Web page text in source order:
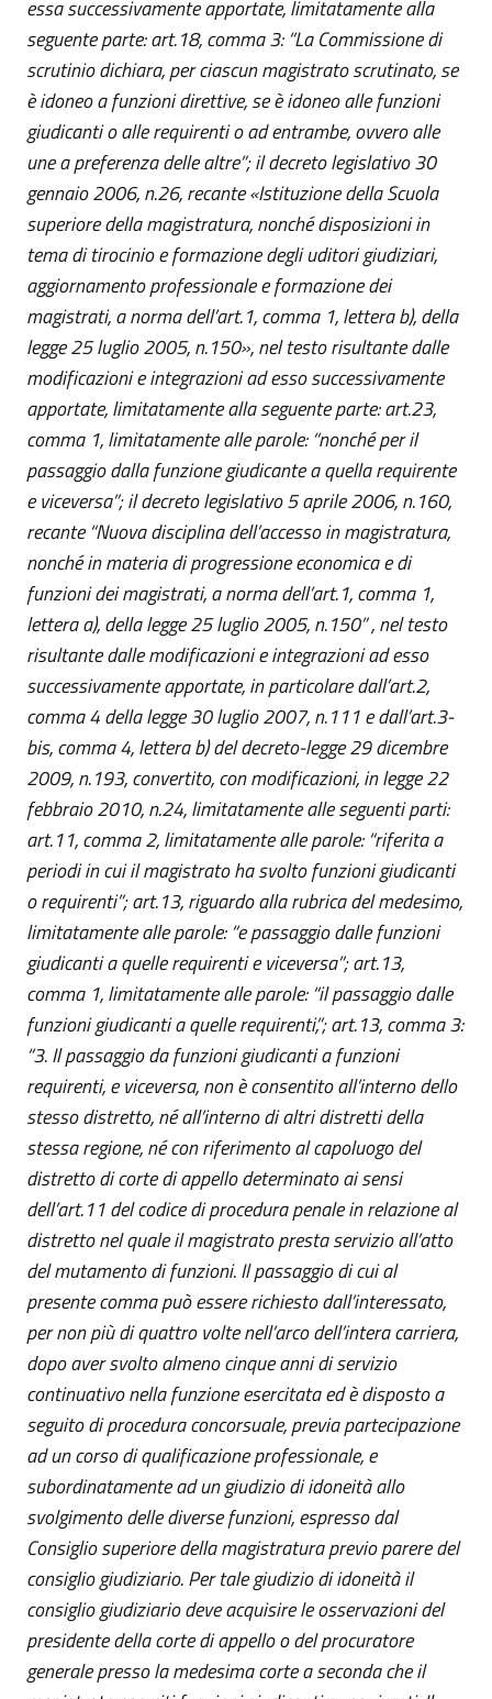
essa successivamente apportate, limitatamente alla
seguente parte: art.18, comma 3: “La Commissione di
scrutinio dichiara, per ciascun magistrato scrutinato, se
è idoneo a funzioni direttive, se è idoneo alle funzioni
giudicanti o alle requirenti o ad entrambe, ovvero alle
une a preferenza delle altre”; il decreto legislativo 30
gennaio 2006, n.26, recante «Istituzione della Scuola
superiore della magistratura, nonché disposizioni in
tema di tirocinio e formazione degli uditori giudiziari,
aggiornamento professionale e formazione dei
magistrati, a norma dell’art.1, comma 1, lettera b), della
legge 25 luglio 2005, n.150», nel testo risultante dalle
modificazioni e integrazioni ad esso successivamente
apportate, limitatamente alla seguente parte: art.23,
comma 1, limitatamente alle parole: “nonché per il
passaggio dalla funzione giudicante a quella requirente
e viceversa”; il decreto legislativo 5 aprile 2006, n.160,
recante “Nuova disciplina dell’accesso in magistratura,
nonché in materia di progressione economica e di
funzioni dei magistrati, a norma dell’art.1, comma 1,
lettera a), della legge 25 luglio 2005, n.150” , nel testo
risultante dalle modificazioni e integrazioni ad esso
successivamente apportate, in particolare dall’art.2,
comma 4 della legge 30 luglio 2007, n.111 e dall’art.3-
bis, comma 4, lettera b) del decreto-legge 29 dicembre
2009, n.193, convertito, con modificazioni, in legge 22
febbraio 2010, n.24, limitatamente alle seguenti parti:
art.11, comma 2, limitatamente alle parole: “riferita a
periodi in cui il magistrato ha svolto funzioni giudicanti
o requirenti”; art.13, riguardo alla rubrica del medesimo,
limitatamente alle parole: “e passaggio dalle funzioni
giudicanti a quelle requirenti e viceversa”; art.13,
comma 1, limitatamente alle parole: “il passaggio dalle
funzioni giudicanti a quelle requirenti,”; art.13, comma 3:
“3. Il passaggio da funzioni giudicanti a funzioni
requirenti, e viceversa, non è consentito all’interno dello
stesso distretto, né all’interno di altri distretti della
stessa regione, né con riferimento al capoluogo del
distretto di corte di appello determinato ai sensi
dell’art.11 del codice di procedura penale in relazione al
distretto nel quale il magistrato presta servizio all’atto
del mutamento di funzioni. Il passaggio di cui al
presente comma può essere richiesto dall’interessato,
per non più di quattro volte nell’arco dell’intera carriera,
dopo aver svolto almeno cinque anni di servizio
continuativo nella funzione esercitata ed è disposto a
seguito di procedura concorsuale, previa partecipazione
ad un corso di qualificazione professionale, e
subordinatamente ad un giudizio di idoneità allo
svolgimento delle diverse funzioni, espresso dal
Consiglio superiore della magistratura previo parere del
consiglio giudiziario. Per tale giudizio di idoneità il
consiglio giudiziario deve acquisire le osservazioni del
presidente della corte di appello o del procuratore
generale presso la medesima corte a seconda che il